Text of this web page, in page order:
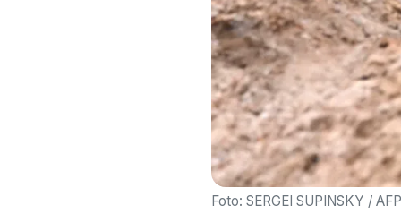
Foto: SERGEI SUPINSKY / AFP